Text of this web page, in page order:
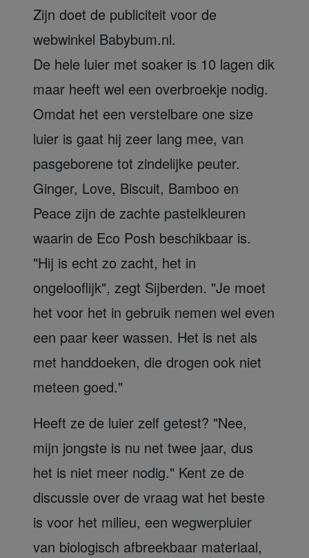
Zijn doet de publiciteit voor de
webwinkel Babybum.nl.
De hele luier met soaker is 10 lagen dik
maar heeft wel een overbroekje nodig.
Omdat het een verstelbare one size
luier is gaat hij zeer lang mee, van
pasgeborene tot zindelijke peuter.
Ginger, Love, Biscuit, Bamboo en
Peace zijn de zachte pastelkleuren
waarin de Eco Posh beschikbaar is.
"Hij is echt zo zacht, het in
ongelooflijk", zegt Sijberden. "Je moet
het voor het in gebruik nemen wel even
een paar keer wassen. Het is net als
met handdoeken, die drogen ook niet
meteen goed."
Heeft ze de luier zelf getest? "Nee,
mijn jongste is nu net twee jaar, dus
het is niet meer nodig." Kent ze de
discussie over de vraag wat het beste
is voor het milieu, een wegwerpluier
van biologisch afbreekbaar materiaal,